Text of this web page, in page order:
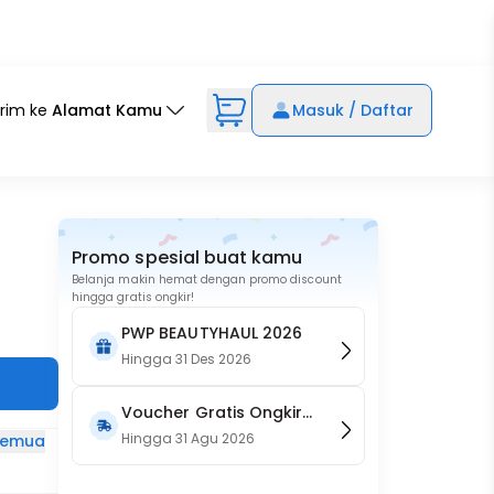
ke Alamat Kamu Masuk / Daftar
Promo spesial buat kamu
Belanja makin hemat dengan promo discount
hingga gratis ongkir!
PWP BEAUTYHAUL 2026
Hingga31 Des 2026
Voucher Gratis Ongkir
15RB (Only on Website)
Hingga31 Agu 2026